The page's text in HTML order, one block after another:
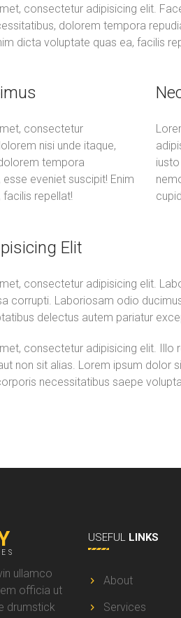
consectetur adipisicing elit.
dolorem tempora
dicta voluptate quas ea, facilis
consectetur
nisi unde itaque,
tempora
eveniet suscipit! Enim
repellat!
Elit
consectetur adipisicing elit.
corrupti. Laboriosam odio
delectus autem pariatur
consectetur adipisicing elit. Illo
non sit alias. Lorem ipsum dolor
necessitatibus saepe
ullamco
officia ut
drumstick
USEFUL LINKS
About
Services